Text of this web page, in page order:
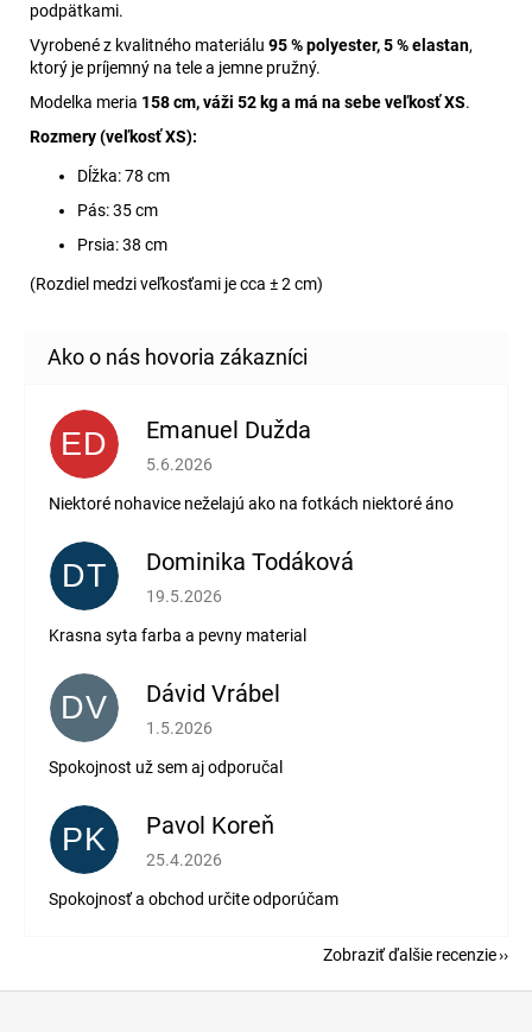
podpätkami.
Vyrobené z kvalitného materiálu 95 % polyester, 5 % elastan,
ktorý je príjemný na tele a jemne pružný.
Modelka meria 158 cm, váži 52 kg a má na sebe veľkosť XS.
Rozmery (veľkosť XS):
Dĺžka: 78 cm
Pás: 35 cm
Prsia: 38 cm
(Rozdiel medzi veľkosťami je cca ± 2 cm)
ED Emanuel Dužda
Hodnotenie obchodu je 2 z 5 hviezdičiek.
5.6.2026
Niektoré nohavice neželajú ako na fotkách niektoré áno
DT Dominika Todáková
Hodnotenie obchodu je 5 z 5 hviezdičiek.
19.5.2026
Krasna syta farba a pevny material
DV Dávid Vrábel
Hodnotenie obchodu je 5 z 5 hviezdičiek.
1.5.2026
Spokojnost už sem aj odporučal
PK Pavol Koreň
Hodnotenie obchodu je 5 z 5 hviezdičiek.
25.4.2026
Spokojnosť a obchod určite odporúčam
Zobraziť ďalšie recenzie